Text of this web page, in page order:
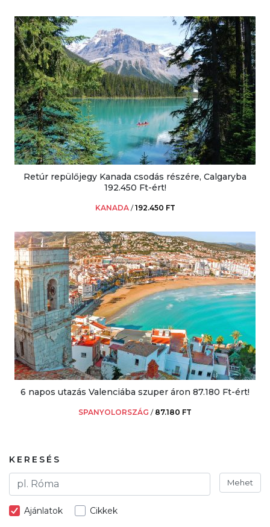
Retúr repülőjegy Kanada csodás részére, Calgaryba
192.450 Ft-ért!
KANADA /192.450 FT
6 napos utazás Valenciába szuper áron 87.180 Ft-ért!
SPANYOLORSZÁG / 87.180 FT
KERESÉS
Mehet
Ajánlatok Cikkek